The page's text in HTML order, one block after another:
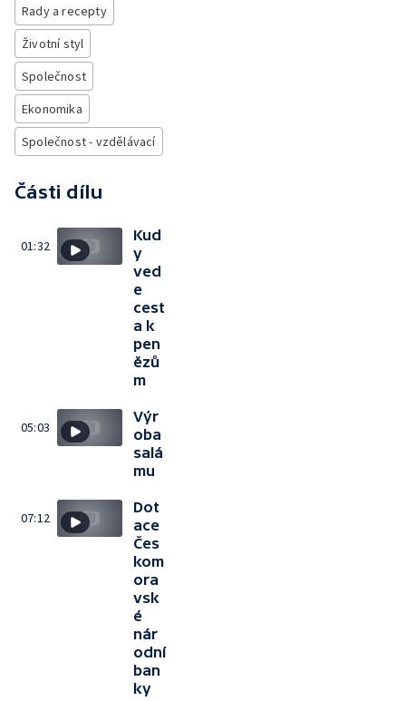
Rady a recepty
Životní styl
Společnost
Ekonomika
Společnost - vzdělávací
Části dílu
01:32
Kud
y
ved
e
cest
a k
pen
ězů
m
05:03
Výr
oba
salá
mu
07:12
Dot
ace
Čes
kom
ora
vsk
é
nár
odní
ban
ky